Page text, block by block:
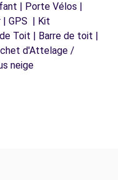
| Porte Vélos |
| GPS | Kit
Toit | Barre de toit |
d'Attelage /
neige